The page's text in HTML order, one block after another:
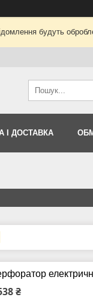
будуть
І ДОСТАВКА
₴